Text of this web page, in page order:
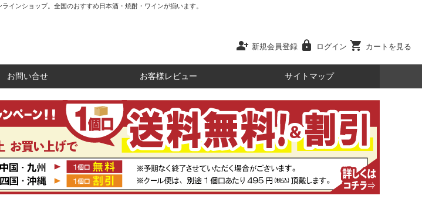
インショップ。全国のおすすめ日本酒・焼酎・ワインが揃います。
person_add 新規会員登録 lock ログイン shopping_cart カートを見る
お問い合せ お客様レビュー サイトマップ